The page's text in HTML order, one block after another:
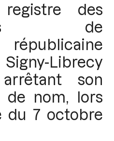
des
de
républicaine
Librecy
son
de nom, lors
du 7 octobre